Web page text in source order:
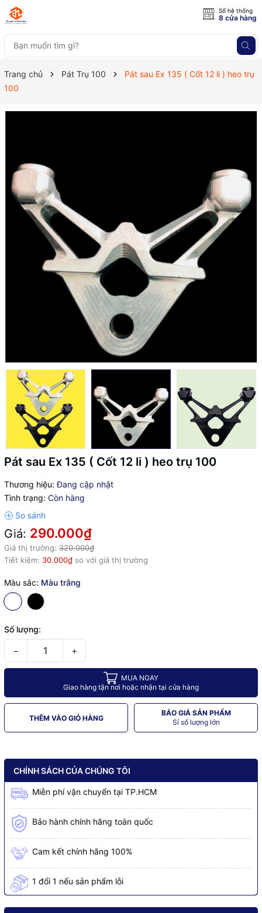
Số hệ thống
8 cửa hàng
Trang chủ Pát Trụ 100
Pát sau Ex 135 ( Cốt 12 li ) heo trụ
100
Pát sau Ex 135 ( Cốt 12 li ) heo trụ 100
Thương hiệu: Đang cập nhật
Tình trạng: Còn hàng
Giá: 290.000₫
Giá thị trường: 320.000₫
Tiết kiệm: 30.000₫ so với giá thị trường
Màu sắc: Màu trắng
Số lượng:
− +
MUA NGAY
Giao hàng tận nơi hoặc nhận tại cửa hàng
THÊM VÀO GIỎ HÀNG
BÁO GIÁ SẢN PHẨM
Sỉ số lượng lớn
CHÍNH SÁCH CỦA CHÚNG TÔI
Miễn phí vận chuyển tại TP.HCM
Bảo hành chính hãng toàn quốc
Cam kết chính hãng 100%
1 đổi 1 nếu sản phẩm lỗi